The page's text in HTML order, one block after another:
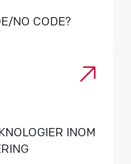
NO CODE?
INOM